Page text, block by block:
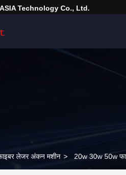
Technology Co., Ltd.
लेजर अंकन मशीन > 20w 30w 50w